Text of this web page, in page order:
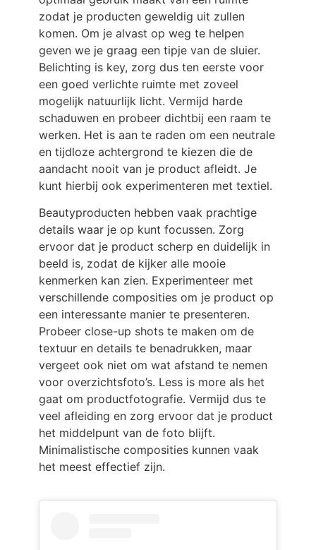
zodat je producten geweldig uit zullen
komen. Om je alvast op weg te helpen
geven we je graag een tipje van de sluier.
Belichting is key, zorg dus ten eerste voor
een goed verlichte ruimte met zoveel
mogelijk natuurlijk licht. Vermijd harde
schaduwen en probeer dichtbij een raam te
werken. Het is aan te raden om een neutrale
en tijdloze achtergrond te kiezen die de
aandacht nooit van je product afleidt. Je
kunt hierbij ook experimenteren met textiel.
Beautyproducten hebben vaak prachtige
details waar je op kunt focussen. Zorg
ervoor dat je product scherp en duidelijk in
beeld is, zodat de kijker alle mooie
kenmerken kan zien. Experimenteer met
verschillende composities om je product op
een interessante manier te presenteren.
Probeer close-up shots te maken om de
textuur en details te benadrukken, maar
vergeet ook niet om wat afstand te nemen
voor overzichtsfoto’s. Less is more als het
gaat om productfotografie. Vermijd dus te
veel afleiding en zorg ervoor dat je product
het middelpunt van de foto blijft.
Minimalistische composities kunnen vaak
het meest effectief zijn.